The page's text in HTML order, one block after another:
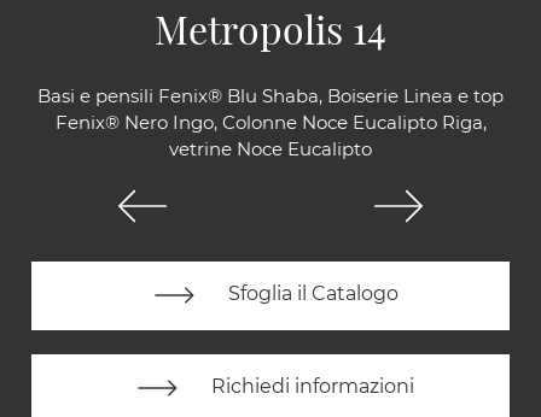
Basi e pensili Fenix® Blu Shaba, Boiserie Linea e top
Fenix® Nero Ingo, Colonne Noce Eucalipto Riga,
vetrine Noce Eucalipto
Sfoglia il Catalogo
Richiedi informazioni
Metropolis 14